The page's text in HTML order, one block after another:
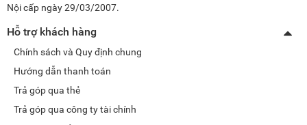
Nội cấp ngày 29/03/2007.
Hỗ trợ khách hàng
Chính sách và Quy định chung
Hướng dẫn thanh toán
Trả góp qua thẻ
Trả góp qua công ty tài chính